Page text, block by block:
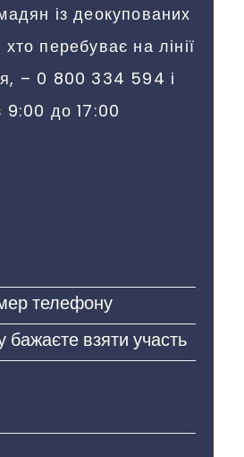
із деокупованих
перебуває на лінії
– 0 800 334 594 і
9:00 до 17:00